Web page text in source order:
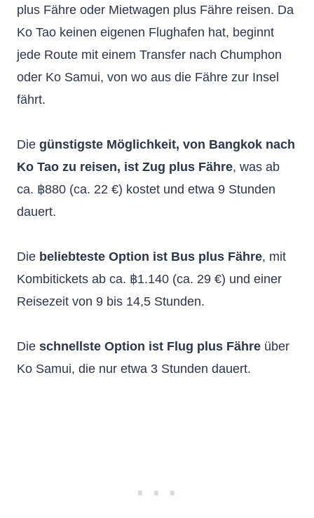
plus Fähre oder Mietwagen plus Fähre reisen. Da
Ko Tao keinen eigenen Flughafen hat, beginnt
jede Route mit einem Transfer nach Chumphon
oder Ko Samui, von wo aus die Fähre zur Insel
fährt.
Die günstigste Möglichkeit, von Bangkok nach
Ko Tao zu reisen, ist Zug plus Fähre, was ab
ca. ฿880 (ca. 22 €) kostet und etwa 9 Stunden
dauert.
Die beliebteste Option ist Bus plus Fähre, mit
Kombitickets ab ca. ฿1.140 (ca. 29 €) und einer
Reisezeit von 9 bis 14,5 Stunden.
Die schnellste Option ist Flug plus Fähre über
Ko Samui, die nur etwa 3 Stunden dauert.